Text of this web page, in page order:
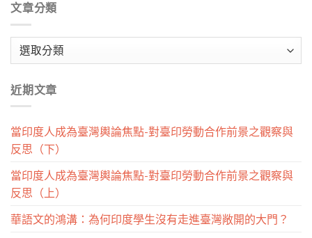
文章分類
類
近期文章
當印度人成為臺灣輿論焦點-對臺印勞動合作前景之觀察與
反思（下）
當印度人成為臺灣輿論焦點-對臺印勞動合作前景之觀察與
反思（上）
華語文的鴻溝：為何印度學生沒有走進臺灣敞開的大門？